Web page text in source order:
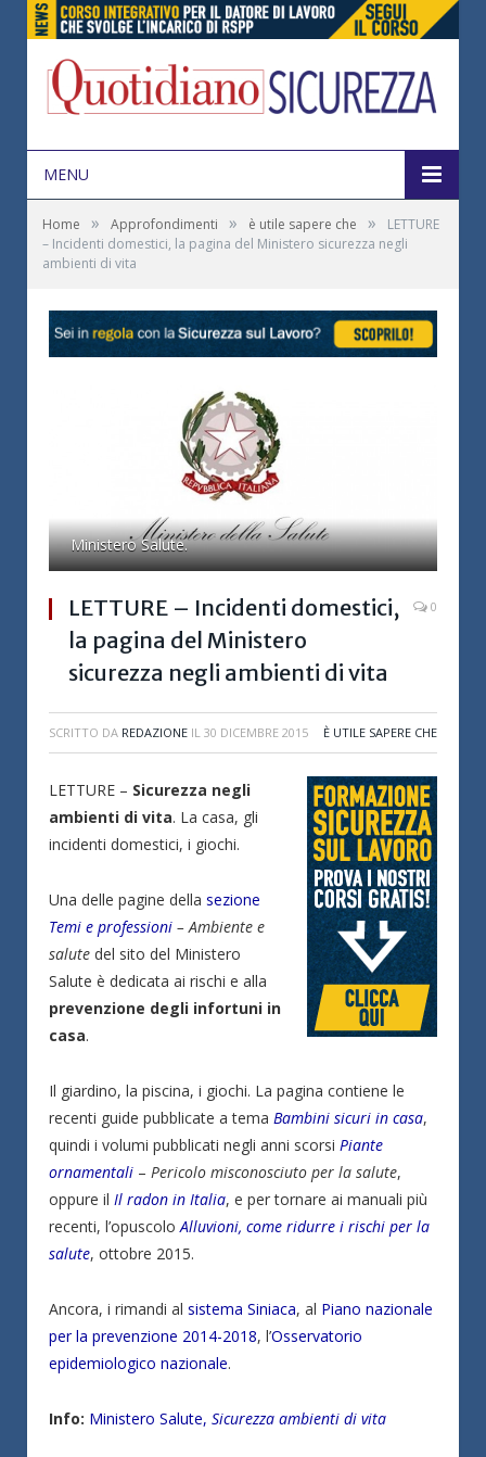
MENU
Home » Approfondimenti » è utile sapere che »
LETTURE
– Incidenti domestici, la pagina del Ministero sicurezza negli
ambienti di vita
Ministero Salute.
LETTURE – Incidenti domestici,
la pagina del Ministero
sicurezza negli ambienti di vita
0
SCRITTO DA REDAZIONE IL 30 DICEMBRE 2015 È UTILE SAPERE CHE
LETTURE – Sicurezza negli
ambienti di vita. La casa, gli
incidenti domestici, i giochi.
Una delle pagine della sezione
Temi e professioni – Ambiente e
salute del sito del Ministero
Salute è dedicata ai rischi e alla
prevenzione degli infortuni in
casa.
Il giardino, la piscina, i giochi. La pagina contiene le
recenti guide pubblicate a tema Bambini sicuri in casa,
quindi i volumi pubblicati negli anni scorsi Piante
ornamentali – Pericolo misconosciuto per la salute,
oppure il Il radon in Italia, e per tornare ai manuali più
recenti, l’opuscoloAlluvioni, come ridurre i rischi per la
salute, ottobre 2015.
Ancora, i rimandi al sistema Siniaca, al Piano nazionale
per la prevenzione 2014-2018, l’Osservatorio
epidemiologico nazionale.
Info: Ministero Salute, Sicurezza ambienti di vita